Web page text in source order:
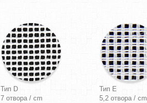
Тип D
7 отвора / cm
Тип E
5,2 отвора / cm